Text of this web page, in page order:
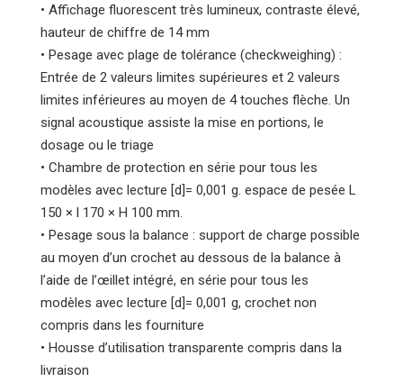
• Affichage fluorescent très lumineux, contraste élevé,
hauteur de chiffre de 14 mm
• Pesage avec plage de tolérance (checkweighing) :
Entrée de 2 valeurs limites supérieures et 2 valeurs
limites inférieures au moyen de 4 touches flèche. Un
signal acoustique assiste la mise en portions, le
dosage ou le triage
• Chambre de protection en série pour tous les
modèles avec lecture [d]= 0,001 g. espace de pesée L
150 × l 170 × H 100 mm.
• Pesage sous la balance : support de charge possible
au moyen d’un crochet au dessous de la balance à
l’aide de l’œillet intégré, en série pour tous les
modèles avec lecture [d]= 0,001 g, crochet non
compris dans les fourniture
• Housse d’utilisation transparente compris dans la
livraison